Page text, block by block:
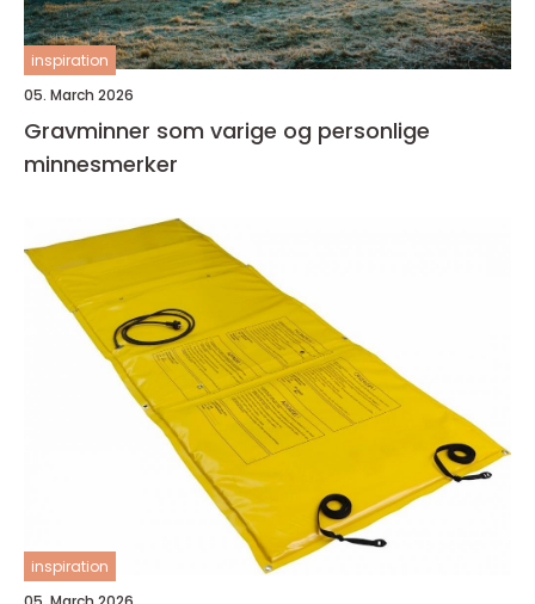
inspiration
05. March 2026
Gravminner som varige og personlige
minnesmerker
inspiration